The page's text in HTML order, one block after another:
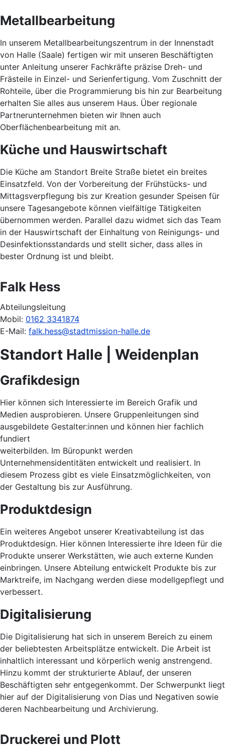
Metallbearbeitung
In unserem Metallbearbeitungszentrum in der Innenstadt
von Halle (Saale) fertigen wir mit unseren Beschäftigten
unter Anleitung unserer Fachkräfte präzise Dreh- und
Frästeile in Einzel- und Serienfertigung. Vom Zuschnitt der
Rohteile, über die Programmierung bis hin zur Bearbeitung
erhalten Sie alles aus unserem Haus. Über regionale
Partnerunternehmen bieten wir Ihnen auch
Oberflächenbearbeitung mit an.
Küche und Hauswirtschaft
Die Küche am Standort Breite Straße bietet ein breites
Einsatzfeld. Von der Vorbereitung der Frühstücks- und
Mittagsverpflegung bis zur Kreation gesunder Speisen für
unsere Tagesangebote können vielfältige Tätigkeiten
übernommen werden. Parallel dazu widmet sich das Team
in der Hauswirtschaft der Einhaltung von Reinigungs- und
Desinfektionsstandards und stellt sicher, dass alles in
bester Ordnung ist und bleibt.
Falk Hess
Abteilungsleitung
Mobil: 0162 3341874
E-Mail: falk.hess@stadtmission-halle.de
Standort Halle | Weidenplan
Grafikdesign
Hier können sich Interessierte im Bereich Grafik und
Medien ausprobieren. Unsere Gruppenleitungen sind
ausgebildete Gestalter:innen und können hier fachlich
fundiert
weiterbilden. Im Büropunkt werden
Unternehmensidentitäten entwickelt und realisiert. In
diesem Prozess gibt es viele Einsatzmöglichkeiten, von
der Gestaltung bis zur Ausführung.
Produktdesign
Ein weiteres Angebot unserer Kreativabteilung ist das
Produktdesign. Hier können Interessierte ihre Ideen für die
Produkte unserer Werkstätten, wie auch externe Kunden
einbringen. Unsere Abteilung entwickelt Produkte bis zur
Marktreife, im Nachgang werden diese modellgepflegt und
verbessert.
Digitalisierung
Die Digitalisierung hat sich in unserem Bereich zu einem
der beliebtesten Arbeitsplätze entwickelt. Die Arbeit ist
inhaltlich interessant und körperlich wenig anstrengend.
Hinzu kommt der strukturierte Ablauf, der unseren
Beschäftigten sehr entgegenkommt. Der Schwerpunkt liegt
hier auf der Digitalisierung von Dias und Negativen sowie
deren Nachbearbeitung und Archivierung.
Druckerei und Plott